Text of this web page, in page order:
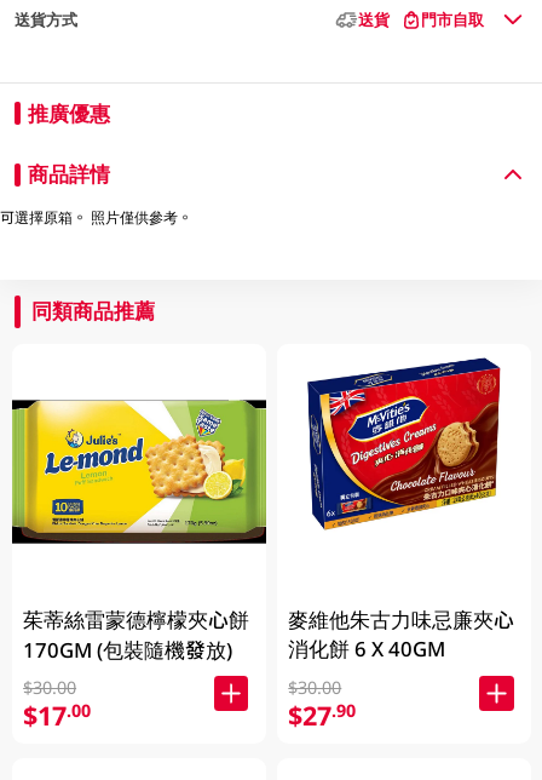
送貨方式 送貨 門市自取
推廣優惠
商品詳情
可選擇原箱。 照片僅供參考。
同類商品推薦
茱蒂絲雷蒙德檸檬夾心餅
170GM (包裝隨機發放)
$30.00
$17.00
麥維他朱古力味忌廉夾心
消化餅 6 X 40GM
$30.00
$27.90